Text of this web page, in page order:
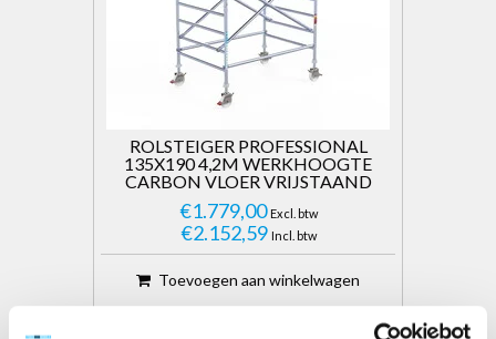
ROLSTEIGER PROFESSIONAL
135X190 4,2M WERKHOOGTE
CARBON VLOER VRIJSTAAND
€1.779,00 Excl. btw
€2.152,59 Incl. btw
Toevoegen aan winkelwagen